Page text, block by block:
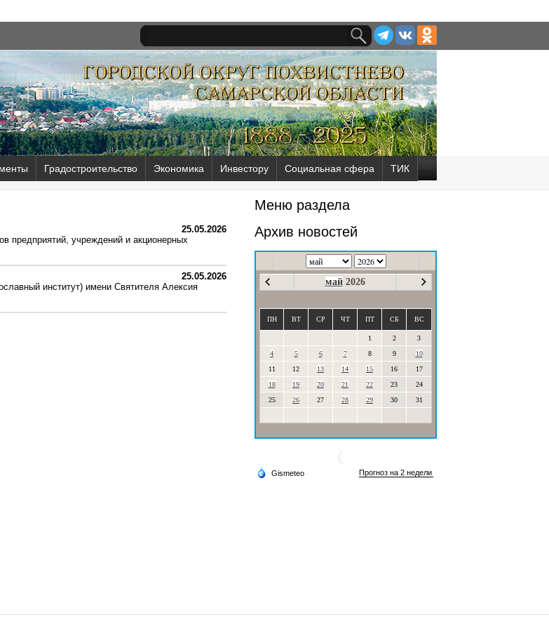
Градостроительство Экономика Инвестору Социальная сфера ТИК
25.05.2026
предприятий, учреждений и акционерных
25.05.2026
институт) имени Святителя Алексия
Меню раздела
Архив новостей
май 2026
ПН ВТ СР ЧТ ПТ СБ ВС
1 2
3
4
5 6 7 8 9
10
11
12 13 14 15 16
17
18
19 20 21 22 23
24
25
26 27 28 29 30 31